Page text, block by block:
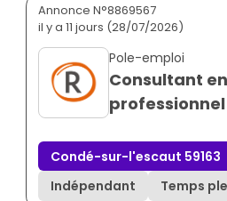
Annonce N°8869567
il y a 11 jours (28/07/2026)
Pole-emploi
Consultant
professionnel
Condé-sur-l'escaut 59163
Indépendant
Temps